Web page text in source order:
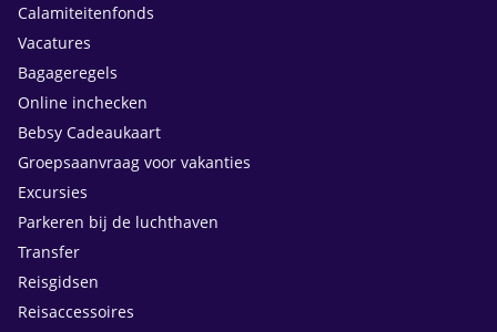
Calamiteitenfonds
Vacatures
Bagageregels
Online inchecken
Bebsy Cadeaukaart
Groepsaanvraag voor vakanties
Excursies
Parkeren bij de luchthaven
Transfer
Reisgidsen
Reisaccessoires